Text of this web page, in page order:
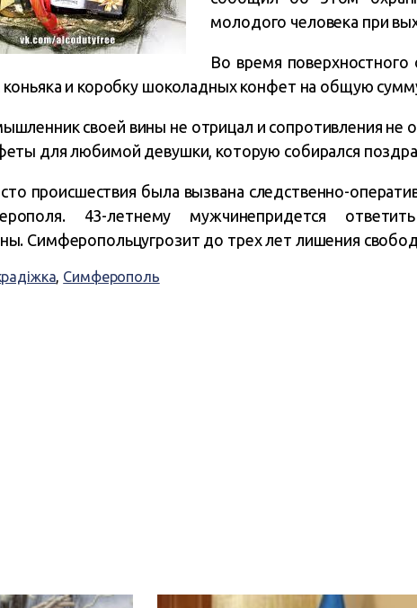
молодого человека при
Во время
коньяка и коробку шоколадных конфет на общую
своей вины не отрицал и сопротивления не
для любимой девушки, которую собирался
происшествия была вызвана следственно-
43-летнему мужчинепридется
Симферопольцугрозит до трех лет лишения
, Симферополь